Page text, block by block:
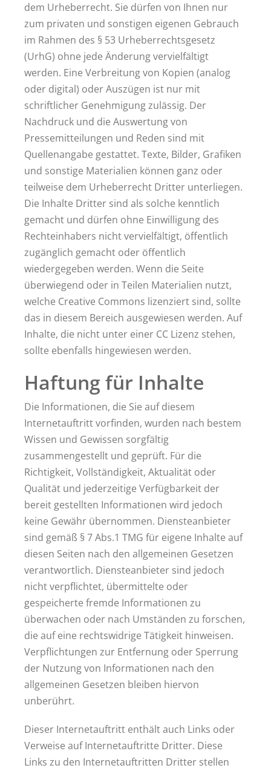
dem Urheberrecht. Sie dürfen von Ihnen nur
zum privaten und sonstigen eigenen Gebrauch
im Rahmen des § 53 Urheberrechtsgesetz
(UrhG) ohne jede Änderung vervielfältigt
werden. Eine Verbreitung von Kopien (analog
oder digital) oder Auszügen ist nur mit
schriftlicher Genehmigung zulässig. Der
Nachdruck und die Auswertung von
Pressemitteilungen und Reden sind mit
Quellenangabe gestattet. Texte, Bilder, Grafiken
und sonstige Materialien können ganz oder
teilweise dem Urheberrecht Dritter unterliegen.
Die Inhalte Dritter sind als solche kenntlich
gemacht und dürfen ohne Einwilligung des
Rechteinhabers nicht vervielfältigt, öffentlich
zugänglich gemacht oder öffentlich
wiedergegeben werden. Wenn die Seite
überwiegend oder in Teilen Materialien nutzt,
welche Creative Commons lizenziert sind, sollte
das in diesem Bereich ausgewiesen werden. Auf
Inhalte, die nicht unter einer CC Lizenz stehen,
sollte ebenfalls hingewiesen werden.
Haftung für Inhalte
Die Informationen, die Sie auf diesem
Internetauftritt vorfinden, wurden nach bestem
Wissen und Gewissen sorgfältig
zusammengestellt und geprüft. Für die
Richtigkeit, Vollständigkeit, Aktualität oder
Qualität und jederzeitige Verfügbarkeit der
bereit gestellten Informationen wird jedoch
keine Gewähr übernommen. Diensteanbieter
sind gemäß § 7 Abs.1 TMG für eigene Inhalte auf
diesen Seiten nach den allgemeinen Gesetzen
verantwortlich. Diensteanbieter sind jedoch
nicht verpflichtet, übermittelte oder
gespeicherte fremde Informationen zu
überwachen oder nach Umständen zu forschen,
die auf eine rechtswidrige Tätigkeit hinweisen.
Verpflichtungen zur Entfernung oder Sperrung
der Nutzung von Informationen nach den
allgemeinen Gesetzen bleiben hiervon
unberührt.
Dieser Internetauftritt enthält auch Links oder
Verweise auf Internetauftritte Dritter. Diese
Links zu den Internetauftritten Dritter stellen